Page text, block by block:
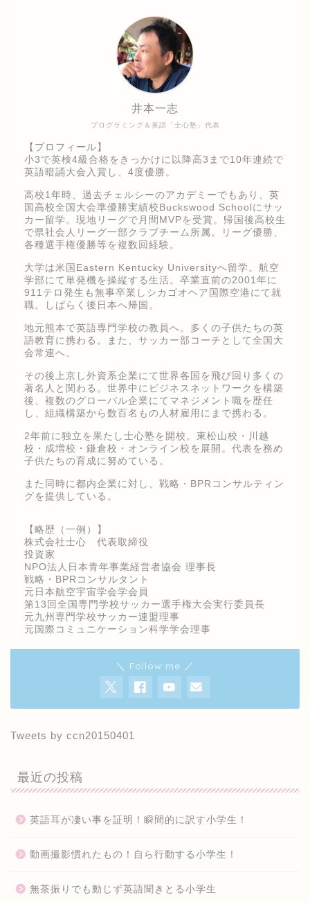
プログラミング＆英語「士心塾」代表
井本一志
【プロフィール】
小3で英検4級合格をきっかけに以降高3まで10年連続で
英語暗誦大会入賞し、4度優勝。
高校1年時、過去チェルシーのアカデミーでもあり、英
国高校全国大会準優勝実績校Buckswood Schoolにサッ
カー留学。現地リーグで月間MVPを受賞。帰国後高校生
で県社会人リーグ一部クラブチーム所属。リーグ優勝、
各種選手権優勝等を複数回経験。
大学は米国Eastern Kentucky Universityへ留学。航空
学部にて単発機を操縦する生活。卒業直前の2001年に
911テロ発生も無事卒業しシカゴオヘア国際空港にて就
職。しばらく後日本へ帰国。
地元熊本で英語専門学校の教員へ。多くの子供たちの英
語教育に携わる。また、サッカー部コーチとして全国大
会常連へ。
その後上京し外資系企業にて世界各国を飛び回り多くの
著名人と関わる。世界中にビジネスネットワークを構築
後、複数のグローバル企業にてマネジメント職を歴任
し、組織構築から数百名もの人材雇用にまで携わる。
2年前に独立を果たし士心塾を開校。東松山校・川越
校・成増校・鎌倉校・オンライン校を展開。代表を務め
子供たちの育成に努めている。
また同時に都内企業に対し、戦略・BPRコンサルティン
グを提供している。
【略歴（一例）】
株式会社士心 代表取締役
投資家
NPO法人日本青年事業経営者協会 理事長
戦略・BPRコンサルタント
元日本航空宇宙学会学会員
第13回全国専門学校サッカー選手権大会実行委員長
元九州専門学校サッカー連盟理事
元国際コミュニケーション科学学会理事
＼ Follow me ／
Tweets by ccn20150401
最近の投稿
英語耳が凄い事を証明！瞬間的に訳す小学生！
動画撮影慣れたもの！自ら行動する小学生！
無茶振りでも動じず英語聞きとる小学生